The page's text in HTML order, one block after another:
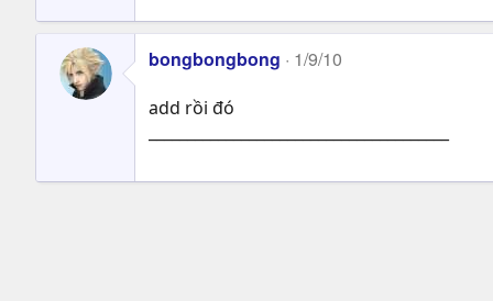
bongbongbong 1/9/10
add rồi đó